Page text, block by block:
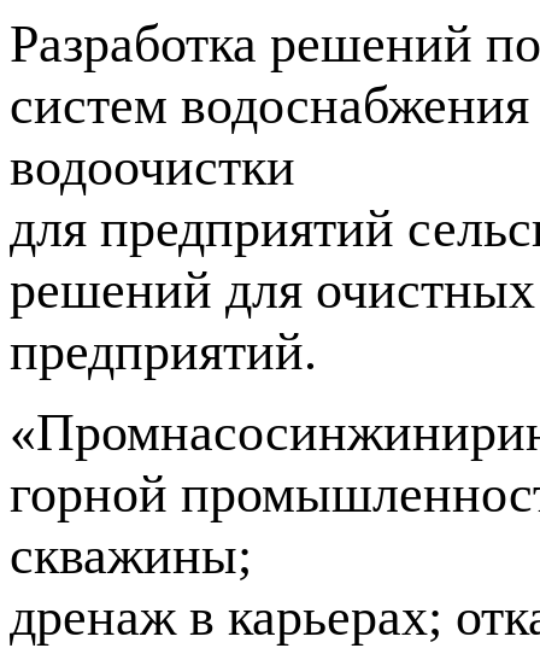
Разработка решений
систем
водоочистки
для предприятий
решений для
предприятий.
горной
скважины;
дренаж в карьерах;